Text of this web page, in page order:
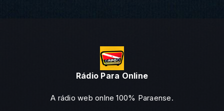
Rádio Para Online
A rádio web onlne 100% Paraense.